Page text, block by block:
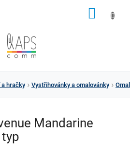
a hračky Vystřihovánky a omalovánky
Mandarine